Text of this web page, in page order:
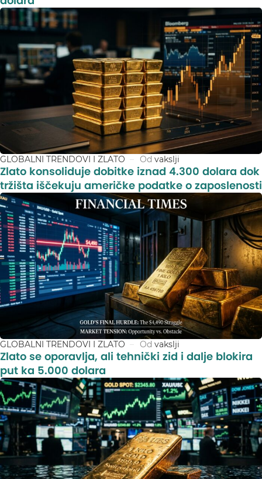
GLOBALNI TRENDOVI I ZLATO Od vakslji
Zlato konsoliduje dobitke iznad 4.300 dolara dok
tržišta iščekuju američke podatke o zaposlenosti
GLOBALNI TRENDOVI I ZLATO Od vakslji
Zlato se oporavlja, ali tehnički zid i dalje blokira
put ka 5.000 dolara